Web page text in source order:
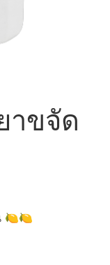
าขจัด
🍋🍋